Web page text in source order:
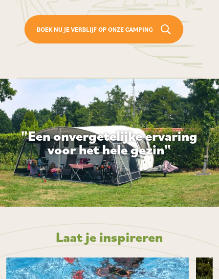
BOEK NU JE VERBLIJF OP ONZE CAMPING
"Een onvergetelijke ervaring
voor het hele gezin"
Laat je inspireren